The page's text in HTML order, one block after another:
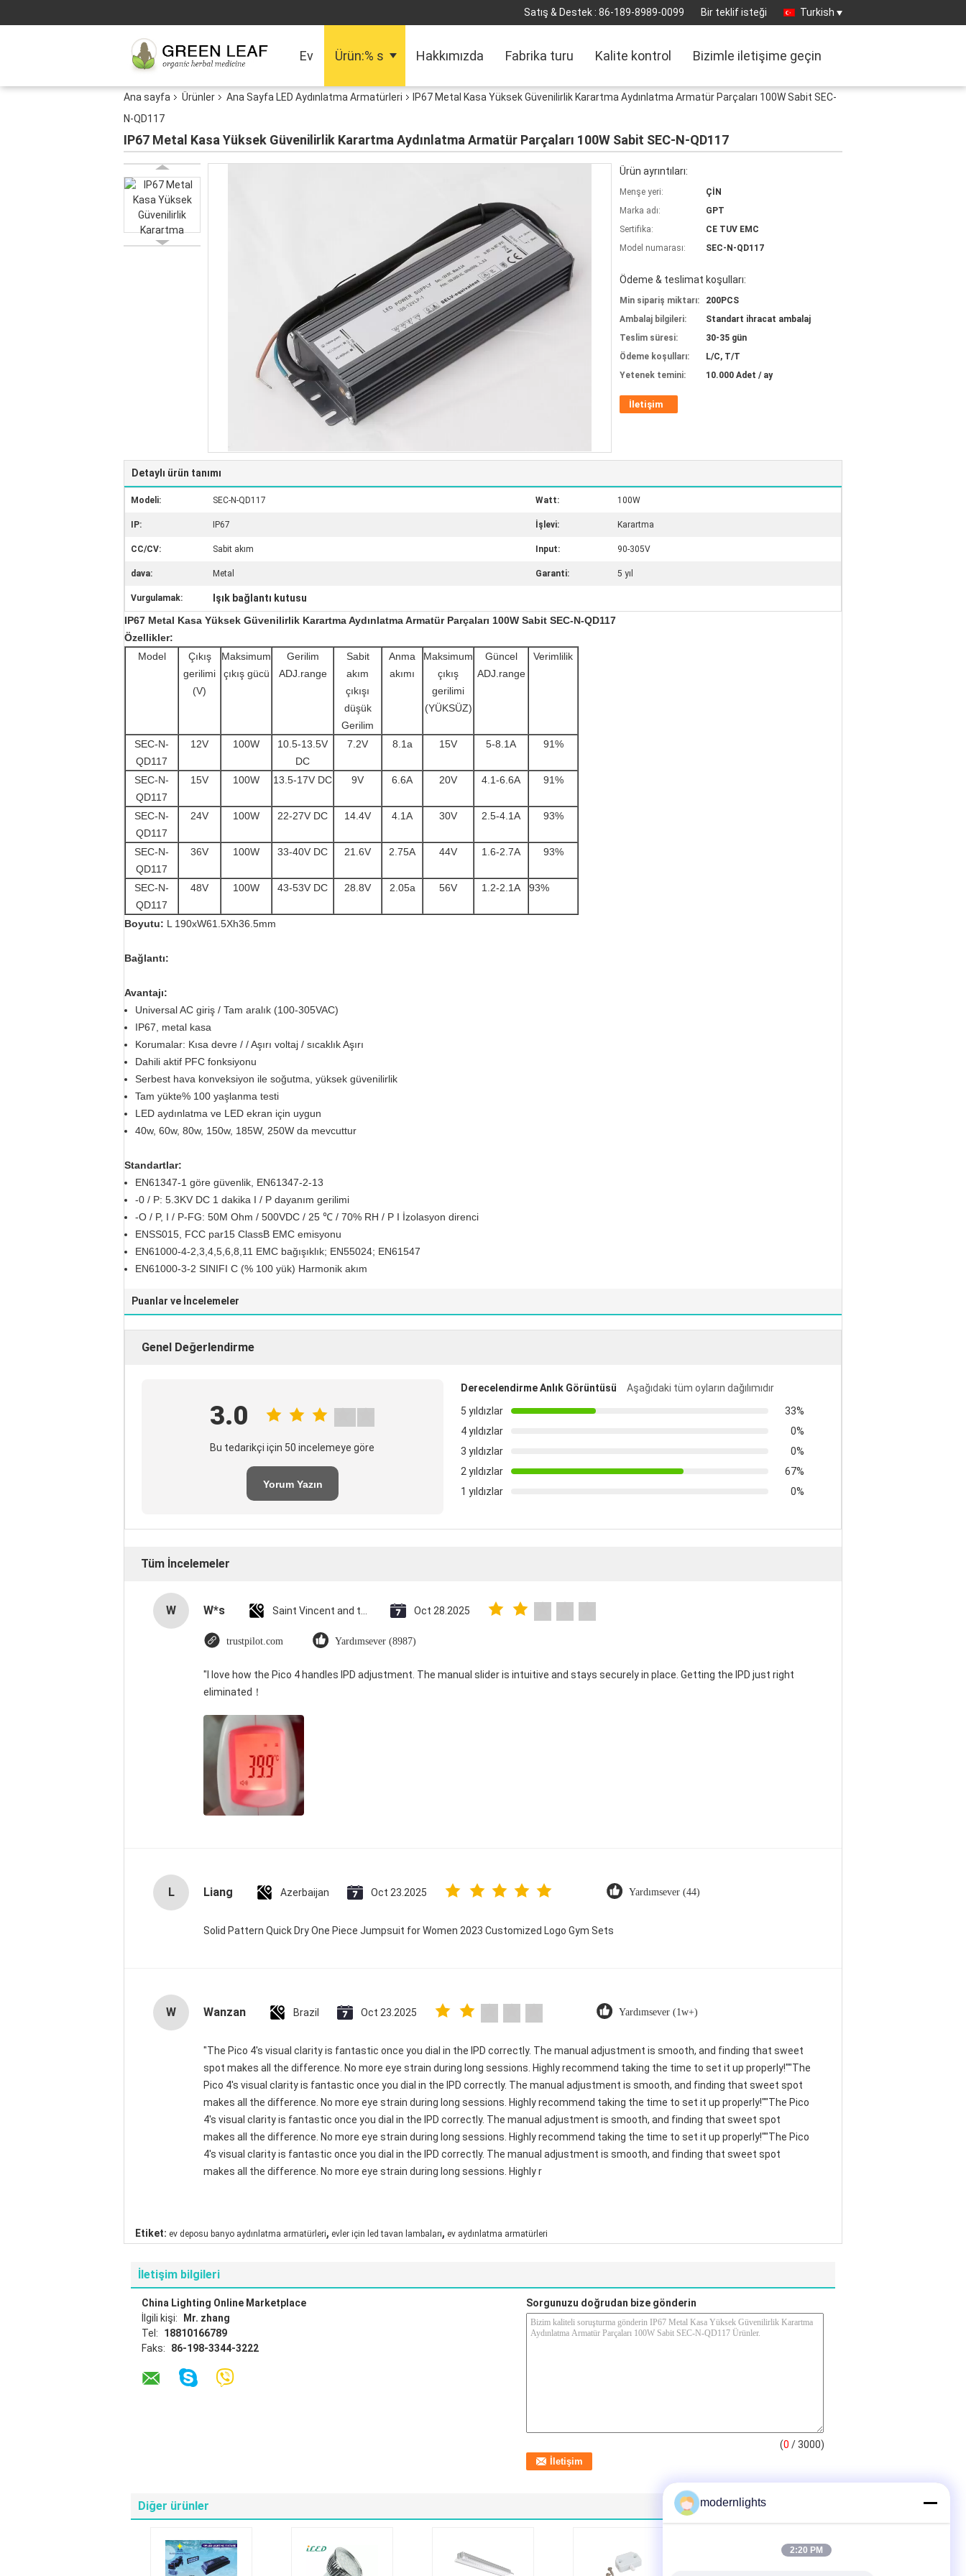
Satış & Destek : 86-189-8989-0099 Bir teklif isteği Turkish
Ev Ürün:% s Hakkımızda Fabrika turu Kalite kontrol Bizimle iletişime geçin
Ana sayfa Ürünler Ana Sayfa LED Aydınlatma Armatürleri
IP67 Metal Kasa Yüksek Güvenilirlik Karartma Aydınlatma Armatür Parçaları 100W Sabit SEC-
N-QD117
IP67 Metal Kasa Yüksek Güvenilirlik Karartma Aydınlatma Armatür Parçaları 100W Sabit SEC-N-QD117
Ürün ayrıntıları:
Menşe yeri:
ÇİN
Marka adı:
GPT
Sertifika:
CE TUV EMC
Model numarası:
SEC-N-QD117
Ödeme & teslimat koşulları:
Min sipariş miktarı:
200PCS
Ambalaj bilgileri:
Standart ihracat ambalaj
Teslim süresi:
30-35 gün
Ödeme koşulları:
L/C, T/T
Yetenek temini:
10.000 Adet / ay
İletişim
Detaylı ürün tanımı
Modeli: SEC-N-QD117 Watt: 100W
IP: IP67 İşlevi: Karartma
CC/CV: Sabit akım Input: 90-305V
dava: Metal Garanti: 5 yıl
Vurgulamak:
Işık bağlantı kutusu
IP67 Metal Kasa Yüksek Güvenilirlik Karartma Aydınlatma Armatür Parçaları 100W Sabit SEC-N-QD117
Özellikler:
Model
Çıkış
gerilimi
(V)
Maksimum
çıkış gücü
Gerilim
ADJ.range
Sabit
akım
çıkışı
düşük
Gerilim
Anma
akımı
Maksimum
çıkış
gerilimi
(YÜKSÜZ)
Güncel
ADJ.range
Verimlilik
SEC-N-
QD117
12V 100W
10.5-13.5V
DC
7.2V 8.1a 15V 5-8.1A 91%
SEC-N-
QD117
15V 100W 13.5-17V DC 9V 6.6A 20V 4.1-6.6A 91%
SEC-N-
QD117
24V 100W 22-27V DC 14.4V 4.1A 30V 2.5-4.1A 93%
SEC-N-
QD117
36V 100W 33-40V DC 21.6V 2.75A 44V 1.6-2.7A 93%
SEC-N-
QD117
48V 100W 43-53V DC 28.8V 2.05a 56V 1.2-2.1A 93%
Boyutu: L 190xW61.5Xh36.5mm
Bağlantı:
Avantajı:
Universal AC giriş / Tam aralık (100-305VAC)
IP67, metal kasa
Korumalar: Kısa devre / / Aşırı voltaj / sıcaklık Aşırı
Dahili aktif PFC fonksiyonu
Serbest hava konveksiyon ile soğutma, yüksek güvenilirlik
Tam yükte% 100 yaşlanma testi
LED aydınlatma ve LED ekran için uygun
40w, 60w, 80w, 150w, 185W, 250W da mevcuttur
Standartlar:
EN61347-1 göre güvenlik, EN61347-2-13
-0 / P: 5.3KV DC 1 dakika I / P dayanım gerilimi
-O / P, I / P-FG: 50M Ohm / 500VDC / 25 ℃ / 70% RH / P I İzolasyon direnci
ENSS015, FCC par15 ClassB EMC emisyonu
EN61000-4-2,3,4,5,6,8,11 EMC bağışıklık; EN55024; EN61547
EN61000-3-2 SINIFI C (% 100 yük) Harmonik akım
Puanlar ve İncelemeler
Genel Değerlendirme
3.0
Bu tedarikçi için 50 incelemeye göre
Yorum Yazın
Derecelendirme Anlık Görüntüsü
Aşağıdaki tüm oyların dağılımıdır
5 yıldızlar
33%
4 yıldızlar
0%
3 yıldızlar
0%
2 yıldızlar
67%
1 yıldızlar
0%
Tüm İncelemeler
W W*s Oct 28.2025
trustpilot.com Yardımsever (8987)
"I love how the Pico 4 handles IPD adjustment. The manual slider is intuitive and stays securely in place. Getting the IPD just right
eliminated！
L Liang Azerbaijan Oct 23.2025 Yardımsever (44)
Solid Pattern Quick Dry One Piece Jumpsuit for Women 2023 Customized Logo Gym Sets
W Wanzan Brazil Oct 23.2025 Yardımsever (1w+)
"The Pico 4's visual clarity is fantastic once you dial in the IPD correctly. The manual adjustment is smooth, and finding that sweet
spot makes all the difference. No more eye strain during long sessions. Highly recommend taking the time to set it up properly!""The
Pico 4's visual clarity is fantastic once you dial in the IPD correctly. The manual adjustment is smooth, and finding that sweet spot
makes all the difference. No more eye strain during long sessions. Highly recommend taking the time to set it up properly!""The Pico
4's visual clarity is fantastic once you dial in the IPD correctly. The manual adjustment is smooth, and finding that sweet spot
makes all the difference. No more eye strain during long sessions. Highly recommend taking the time to set it up properly!""The Pico
4's visual clarity is fantastic once you dial in the IPD correctly. The manual adjustment is smooth, and finding that sweet spot
makes all the difference. No more eye strain during long sessions. Highly r
Etiket: ev deposu banyo aydınlatma armatürleri, evler için led tavan lambaları, ev aydınlatma armatürleri
İletişim bilgileri
China Lighting Online Marketplace
İlgili kişi:
Mr. zhang
Tel:
18810166789
Faks:
86-198-3344-3222
Sorgunuzu doğrudan bize gönderin
(0 / 3000)
Diğer ürünler modernlights
2:20 PM